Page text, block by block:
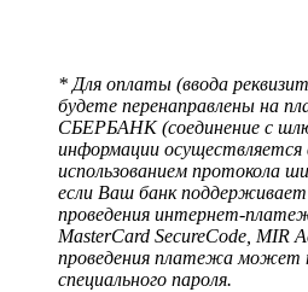
* Для оплаты (ввода
будете перенаправлены на
СБЕРБАНК (соединение с
информации
использованием протокола
если Ваш банк поддерживает
проведения интернет-
MasterCard SecureCode, MIR
проведения платежа может
специального пароля.